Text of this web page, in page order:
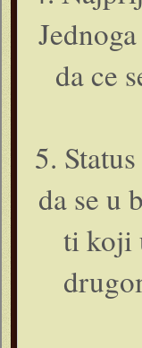
da ce
5.
da se u
ti koji